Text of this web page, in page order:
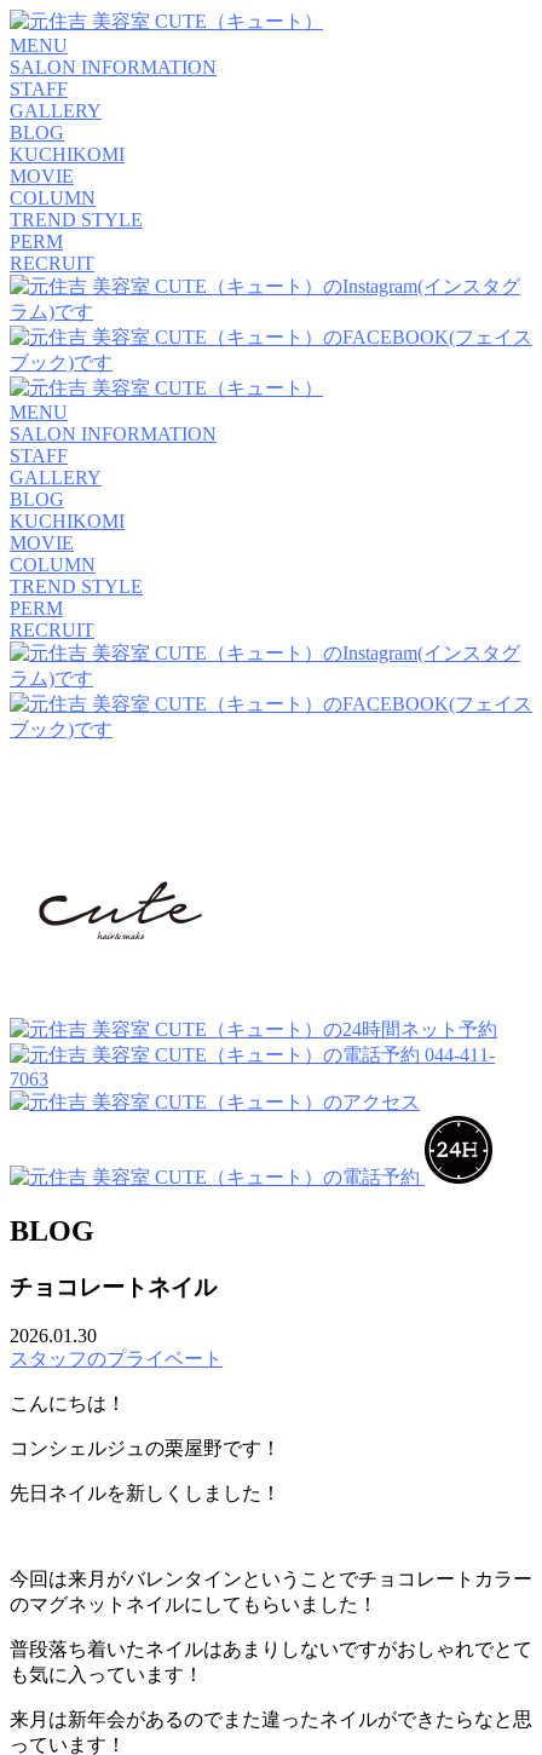
MENU
SALON INFORMATION
STAFF
GALLERY
BLOG
KUCHIKOMI
MOVIE
COLUMN
TREND STYLE
PERM
RECRUIT
MENU
SALON INFORMATION
STAFF
GALLERY
BLOG
KUCHIKOMI
MOVIE
COLUMN
TREND STYLE
PERM
RECRUIT
044-411-
7063
BLOG
チョコレートネイル
2026.01.30
スタッフのプライベート
こんにちは！
コンシェルジュの栗屋野です！
先日ネイルを新しくしました！
今回は来月がバレンタインということでチョコレートカラー
のマグネットネイルにしてもらいました！
普段落ち着いたネイルはあまりしないですがおしゃれでとて
も気に入っています！
来月は新年会があるのでまた違ったネイルができたらなと思
っています！